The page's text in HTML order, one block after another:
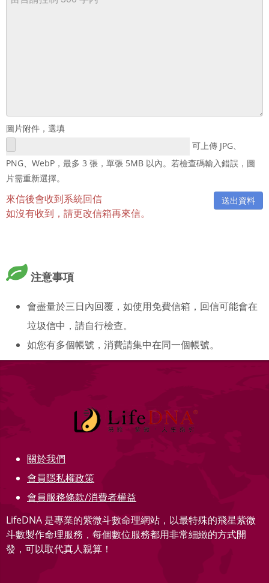
圖片附件，選填
可上傳 JPG、
PNG、WebP，最多 3 張，單張 5MB 以內。若檢查碼輸入錯誤，圖
片需重新選擇。
來信後會收到系統回信
如沒有收到，請更改信箱再來信。
注意事項
會盡量於三日內回覆，如使用免費信箱，回信可能會在
垃圾信中，請自行檢查。
如您有多個帳號，消費請集中在同一個帳號。
關於我們
會員隱私權政策
會員服務條款/消費者權益
LifeDNA 是專業的紫微斗數命理網站，以最特殊的飛星紫微
斗數製作命理服務，每個數位服務都用非常細緻的方式開
發，可以取代真人親算！